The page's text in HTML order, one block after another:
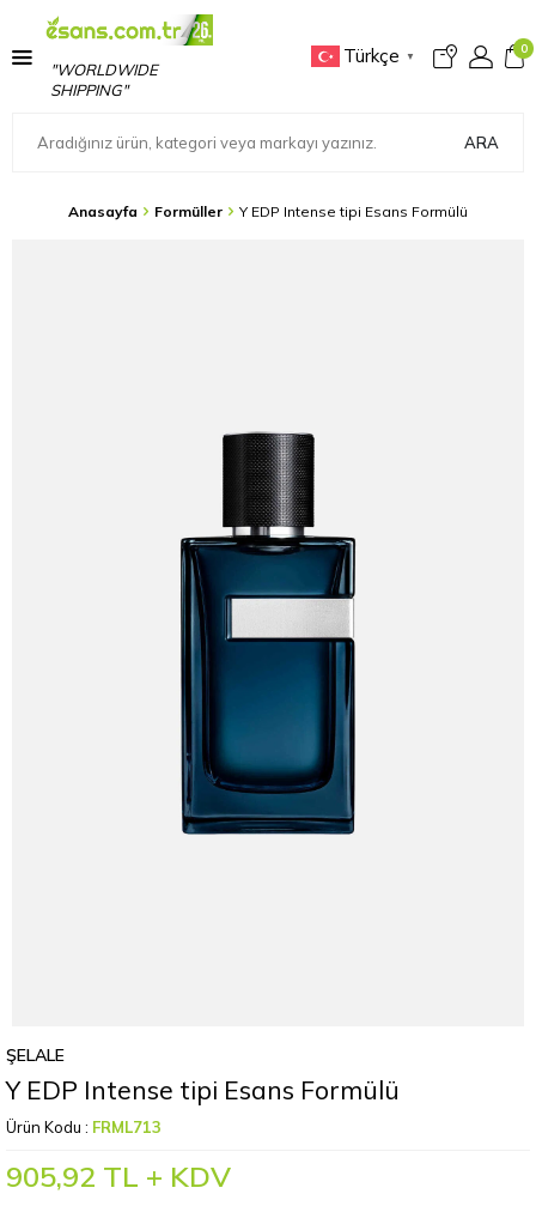
"WORLDWIDE
SHIPPING"
Türkçe ▼
0
ARA
Anasayfa Formüller Y EDP Intense tipi Esans Formülü
ŞELALE
Y EDP Intense tipi Esans Formülü
Ürün Kodu : FRML713
905,92 TL + KDV